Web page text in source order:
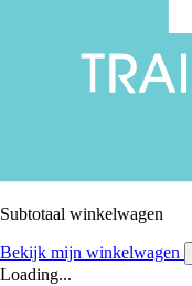
Subtotaal winkelwagen
Bekijk mijn winkelwagen
Loading...